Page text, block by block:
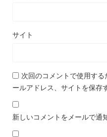
サイト
次回のコメントで使用す
ールアドレス、サイトを保存
新しいコメントをメールで通